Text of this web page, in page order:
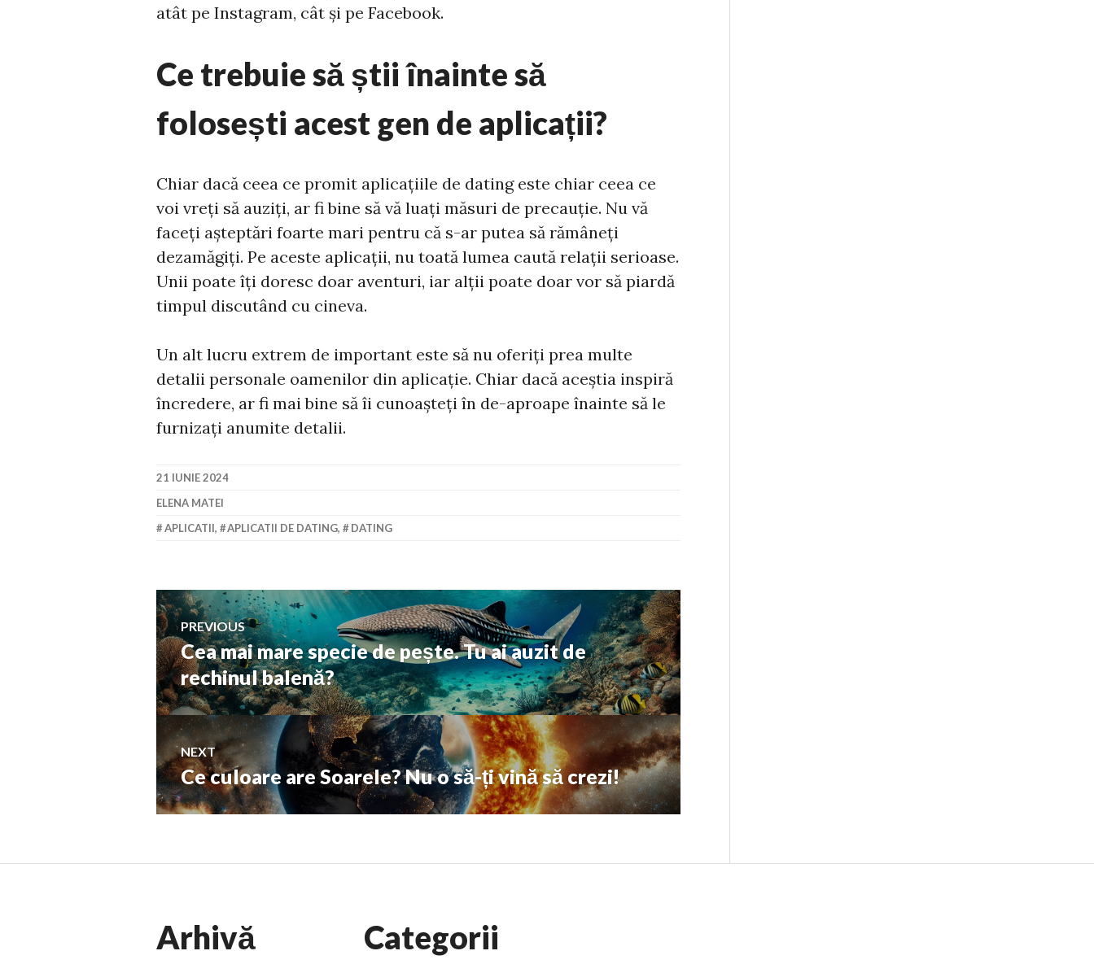
atât pe Instagram, cât și pe Facebook.
Ce trebuie să știi înainte să
folosești acest gen de aplicații?
Chiar dacă ceea ce promit aplicațiile de dating este chiar ceea ce
voi vreți să auziți, ar fi bine să vă luați măsuri de precauție. Nu vă
faceți așteptări foarte mari pentru că s-ar putea să rămâneți
dezamăgiți. Pe aceste aplicații, nu toată lumea caută relații serioase.
Unii poate îți doresc doar aventuri, iar alții poate doar vor să piardă
timpul discutând cu cineva.
Un alt lucru extrem de important este să nu oferiți prea multe
detalii personale oamenilor din aplicație. Chiar dacă aceștia inspiră
încredere, ar fi mai bine să îi cunoașteți în de-aproape înainte să le
furnizați anumite detalii.
21 IUNIE 2024
ELENA MATEI
APLICATII, APLICATII DE DATING, DATING
Navigare
în
articole
PREVIOUS
Previous
post:
Cea mai mare specie de pește. Tu ai auzit de
rechinul balenă?
NEXT
Next
post:
Ce culoare are Soarele? Nu o să-ți vină să crezi!
Arhivă Categorii